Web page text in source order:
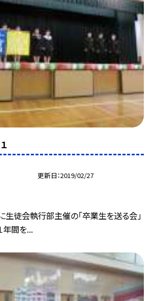
更新日 2019/02/27
に生徒会執行部主催の「卒業生を送る会」
年間を...